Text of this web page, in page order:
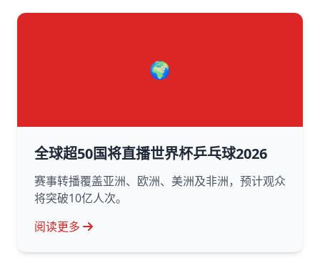
🌍
全球超50国将直播世界杯乒乓球2026
赛事转播覆盖亚洲、欧洲、美洲及非洲，预计观众
将突破10亿人次。
阅读更多